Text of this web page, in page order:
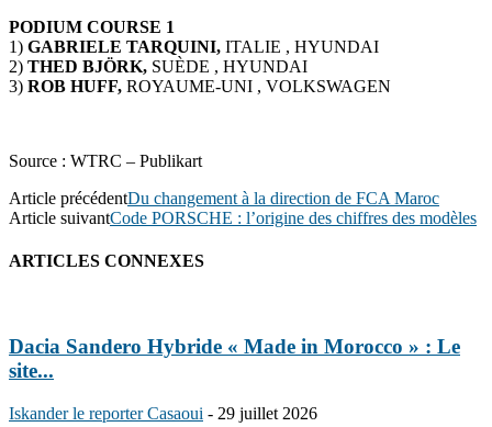
PODIUM COURSE 1
1) GABRIELE TARQUINI, ITALIE , HYUNDAI
2) THED BJÖRK, SUÈDE , HYUNDAI
3) ROB HUFF, ROYAUME-UNI , VOLKSWAGEN
Source : WTRC – Publikart
Article précédentDu changement à la direction de FCA Maroc
Article suivantCode PORSCHE : l’origine des chiffres des modèles
ARTICLES CONNEXES
Dacia Sandero Hybride « Made in Morocco » : Le
site...
Iskander le reporter Casaoui - 29 juillet 2026